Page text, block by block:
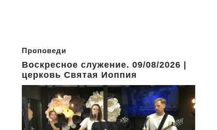
Проповеди
Воскресное служение. 09/08/2026 |
церковь Святая Иоппия